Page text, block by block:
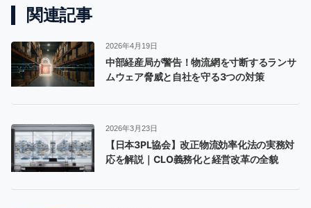
関連記事
2026年4月19日
中部経産局が警告！物流網を寸断するランサ
ムウェア脅威と自社を守る3つの対策
2026年3月23日
【日本3PL協会】改正物流効率化法の実務対
応を解説｜CLO義務化と経営改革の全貌